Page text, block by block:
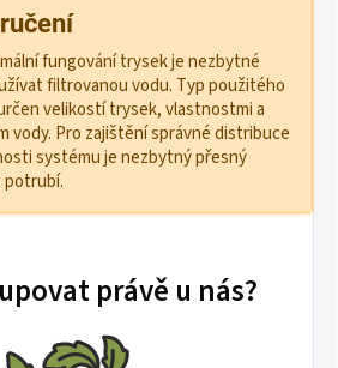
fungování trysek je nezbytné
filtrovanou vodu. Typ použitého
velikostí trysek, vlastnostmi a
vody. Pro zajištění správné distribuce
systému je nezbytný přesný
právě u nás?